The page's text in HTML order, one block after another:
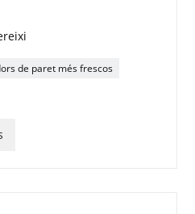
de paret més frescos